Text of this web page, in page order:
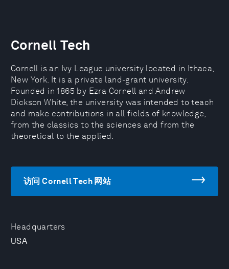
Headquarters
USA
Cornell Tech
Cornell is an Ivy League university located in Ithaca,
New York. It is a private land-grant university.
Founded in 1865 by Ezra Cornell and Andrew
Dickson White, the university was intended to teach
and make contributions in all fields of knowledge,
from the classics to the sciences and from the
theoretical to the applied.
访问 Cornell Tech 网站